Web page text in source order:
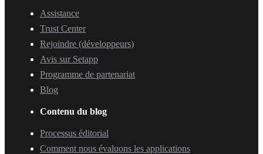
Assistance
Trust Center
Rejoindre (développeurs)
Avis sur Setapp
Programme de partenariat
Blog
Contenu du blog
Processus éditorial
Comment nous évaluons les applications